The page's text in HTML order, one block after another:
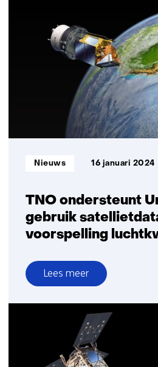
verstuurt
voor
het
aarde
TNO ondersteunt
gebruik
voorspelling
Informatietype:
Nieuws 16 januari 2024
Lees meer
over
TNO
ondersteunt
Uruguay
gebruik